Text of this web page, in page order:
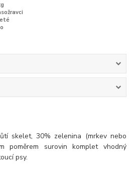
skelet, 30% zelenina (mrkev nebo
poměrem surovin komplet vhodný
psy.